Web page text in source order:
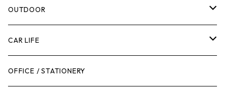
腰袋・ツールホルスター
工具箱
作業台
キッチン
日用品
ボディケア
剪定ばさみ
ガーデンツール
ガーデンチェア
OUTDOOR
スツール
バンジーバンド
CAR LIFE
メンテナンスグッズ
OFFICE / STATIONERY